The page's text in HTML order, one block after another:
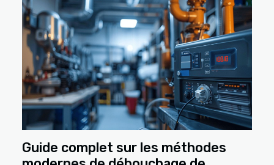
Guide complet sur les méthodes